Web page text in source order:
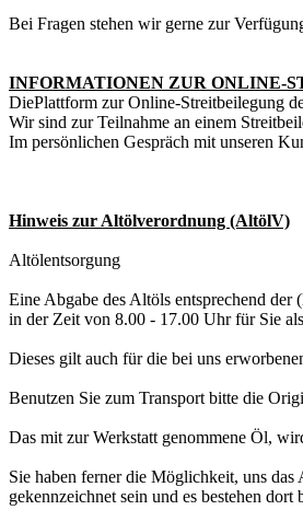
Bei Fragen stehen wir gerne zur
INFORMATIONEN ZUR ONLINE-
DiePlattform zur Online-Streitbeilegung
Wir sind zur Teilnahme an einem
Im persönlichen Gespräch mit unseren
Hinweis zur Altölverordnung (AltölV)
Altölentsorgung
Eine Abgabe des Altöls entsprechend
in der Zeit von 8.00 - 17.00 Uhr für Sie
Dieses gilt auch für die bei uns
Benutzen Sie zum Transport bitte die
Das mit zur Werkstatt genommene Öl,
Sie haben ferner die Möglichkeit, uns
gekennzeichnet sein und es bestehen